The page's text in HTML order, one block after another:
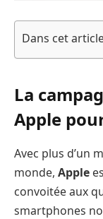
Dans cet
La
Apple
Avec plus d’un
monde, Apple
convoitée aux
smartphones